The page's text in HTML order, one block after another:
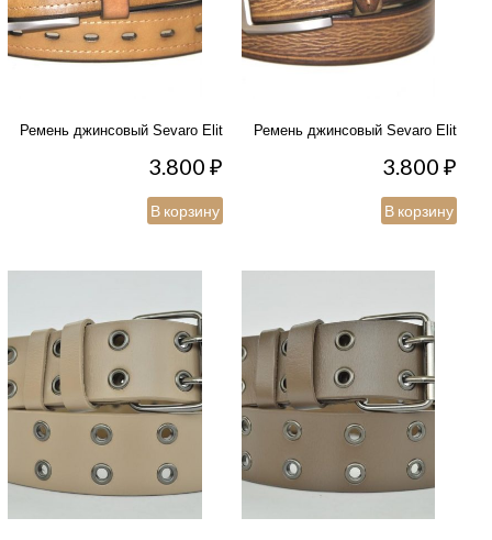
Ремень джинсовый Sevaro Elit
3.800₽
В корзину
Ремень джинсовый Sevaro Elit
3.800₽
В корзину